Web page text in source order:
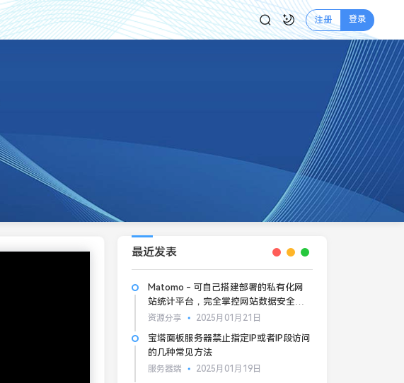
注册 登录
最近发表
Matomo - 可自己搭建部署的私有化网
站统计平台，完全掌控网站数据安全和
隐私
资源分享 2025月01月21日
宝塔面板服务器禁止指定IP或者IP段访问
的几种常见方法
服务器端 2025月01月19日